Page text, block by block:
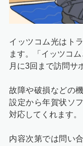
イッツコム光はト
ます。「イッツコ
月に3回まで訪問サ
故障や破損などの
設定から年賀状ソ
対応してくれます。
内容次第では問い